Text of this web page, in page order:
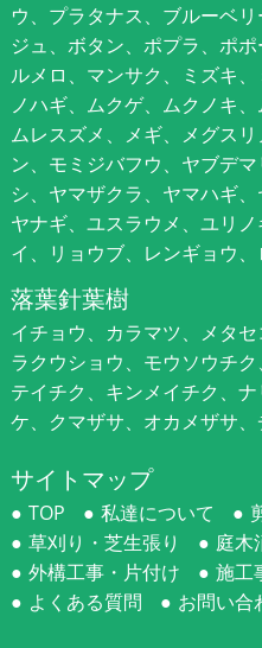
ウ、プラタナス、ブルーベ
ジュ、ボタン、ポプラ、ポ
ルメロ、マンサク、ミズキ
ノハギ、ムクゲ、ムクノキ
ムレスズメ、メギ、メグス
ン、モミジバフウ、ヤブデ
シ、ヤマザクラ、ヤマハギ
ヤナギ、ユスラウメ、ユリ
イ、リョウブ、レンギョウ、
落葉針葉樹
イチョウ、カラマツ、メタセ
ラクウショウ、モウソウチ
テイチク、キンメイチク、
ケ、クマザサ、オカメザサ
サイトマップ
TOP 私達について
草刈り・芝生張り
庭木
外構工事・片付け
施工
よくある質問
お問い合